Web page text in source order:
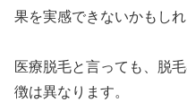
果を実感できないかもしれ
医療脱毛と言っても、脱
徴は異なります。